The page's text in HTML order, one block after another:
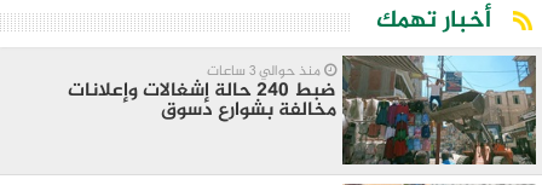
أخبار تهمك
منذ حوالي 3 ساعات
ضبط 240 حالة إشغالات وإعلانات
مخالفة بشوارع دسوق